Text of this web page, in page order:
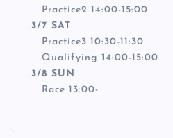
Practice2 14:00-15:00
3/7 SAT
Practice3 10:30-11:30
Qualifying 14:00-15:00
3/8 SUN
Race 13:00-